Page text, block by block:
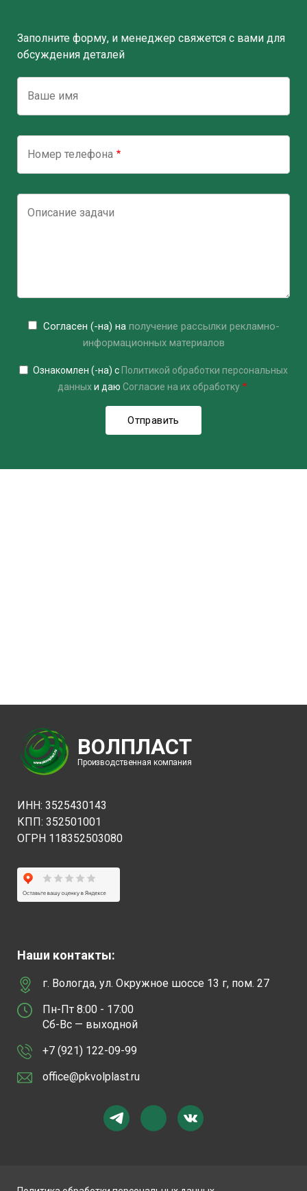
Заполните форму, и менеджер свяжется с вами для
обсуждения деталей
Ваше имя
Номер телефона
Описание задачи
Согласен (-на) на получение рассылки рекламно-
информационных материалов
Ознакомлен (-на) с Политикой обработки персональных
данныхи даю Согласие на их обработку
ВОЛПЛАСТ
Производственная компания
ИНН: 3525430143
КПП: 352501001
ОГРН 118352503080
Наши контакты:
г. Вологда, ул. Окружное шоссе 13 г, пом. 27
Пн-Пт 8:00 - 17:00
Сб-Вс — выходной
+7 (921) 122-09-99
office@pkvolplast.ru